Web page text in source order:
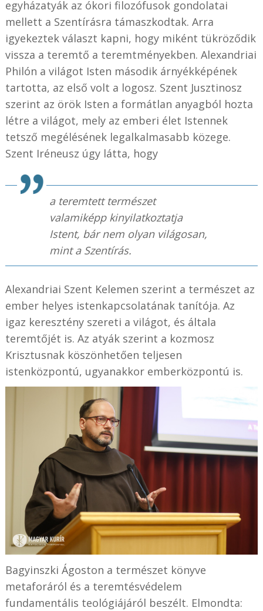
egyházatyák az ókori filozófusok gondolatai
mellett a Szentírásra támaszkodtak. Arra
igyekeztek választ kapni, hogy miként tükröződik
vissza a teremtő a teremtményekben. Alexandriai
Philón a világot Isten második árnyékképének
tartotta, az első volt a logosz. Szent Jusztinosz
szerint az örök Isten a formátlan anyagból hozta
létre a világot, mely az emberi élet Istennek
tetsző megélésének legalkalmasabb közege.
Szent Iréneusz úgy látta, hogy
a teremtett természet
valamiképp kinyilatkoztatja
Istent, bár nem olyan világosan,
mint a Szentírás.
Alexandriai Szent Kelemen szerint a természet az
ember helyes istenkapcsolatának tanítója. Az
igaz keresztény szereti a világot, és általa
teremtőjét is. Az atyák szerint a kozmosz
Krisztusnak köszönhetően teljesen
istenközpontú, ugyanakkor emberközpontú is.
Bagyinszki Ágoston a természet könyve
metaforáról és a teremtésvédelem
fundamentális teológiájáról beszélt. Elmondta: